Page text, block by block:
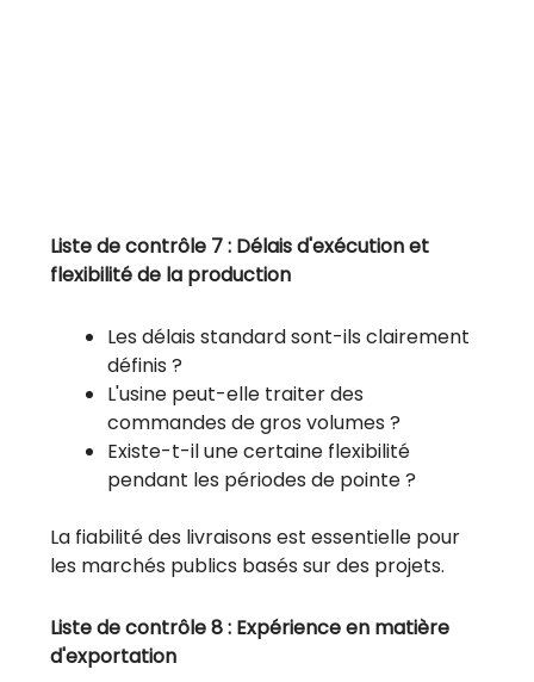
Liste de contrôle 7 : Délais d'exécution et
flexibilité de la production
Les délais standard sont-ils clairement
définis ?
L'usine peut-elle traiter des
commandes de gros volumes ?
Existe-t-il une certaine flexibilité
pendant les périodes de pointe ?
La fiabilité des livraisons est essentielle pour
les marchés publics basés sur des projets.
Liste de contrôle 8 : Expérience en matière
d'exportation